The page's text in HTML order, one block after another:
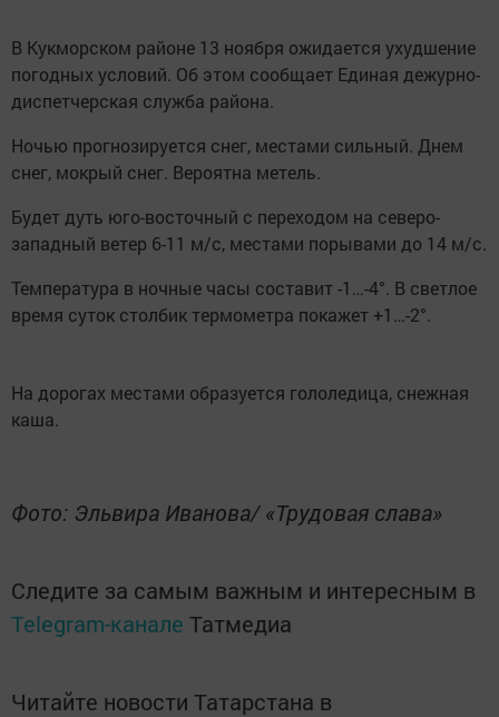
В Кукморском районе 13 ноября ожидается ухудшение
погодных условий. Об этом сообщает Единая дежурно-
диспетчерская служба района.
Ночью прогнозируется снег, местами сильный. Днем
снег, мокрый снег. Вероятна метель.
Будет дуть юго-восточный с переходом на северо-
западный ветер 6-11 м/с, местами порывами до 14 м/с.
Температура в ночные часы составит -1…-4°. В светлое
время суток столбик термометра покажет +1…-2°.
На дорогах местами образуется гололедица, снежная
каша.
Фото: Эльвира Иванова/ «Трудовая слава»
Следите за самым важным и интересным в
Telegram-канале Татмедиа
Читайте новости Татарстана в